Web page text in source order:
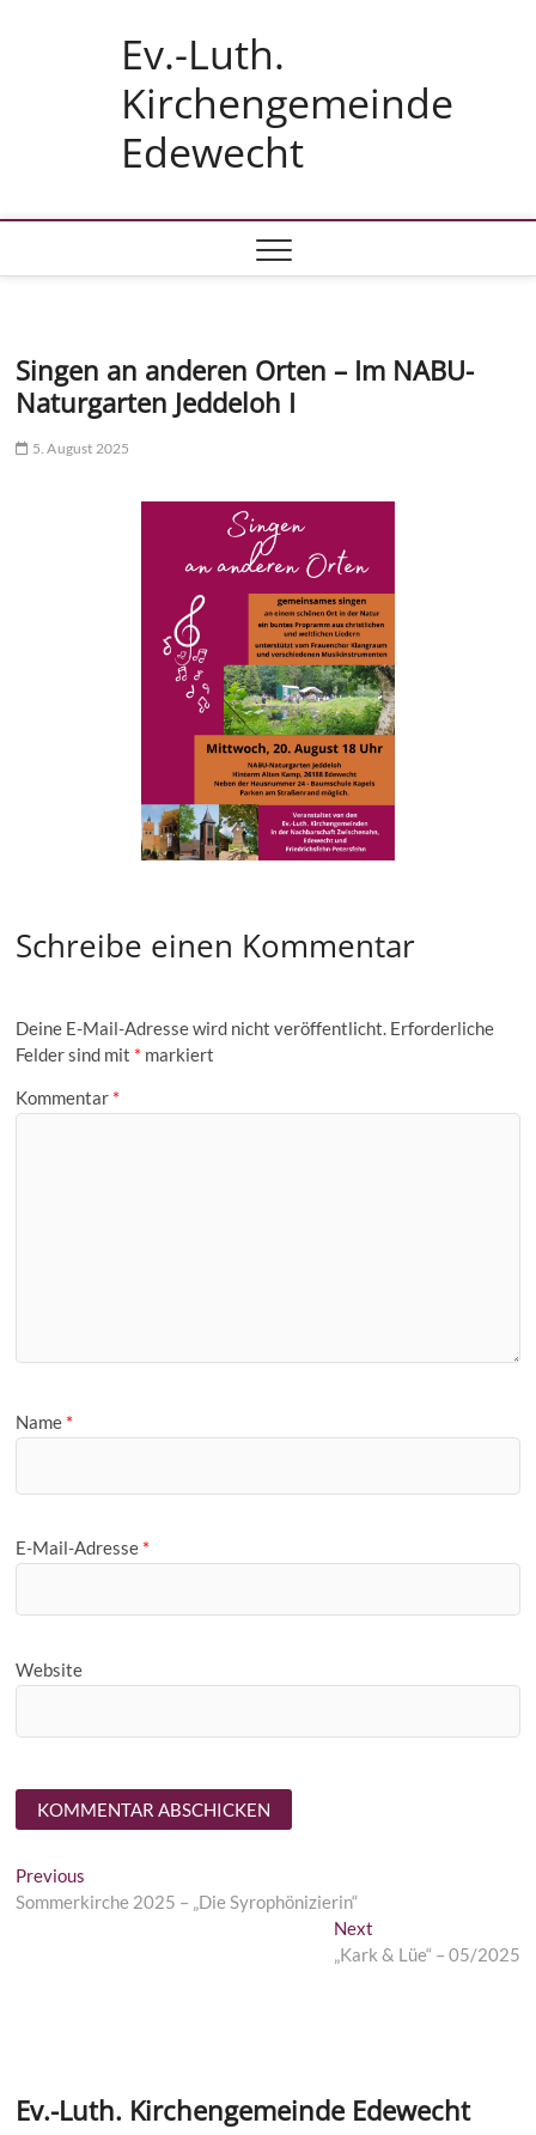
Ev.-Luth.
Kirchengemeinde
Edewecht
Singen an anderen Orten – Im NABU-
Naturgarten Jeddeloh I
5. August 2025
Schreibe einen Kommentar
Deine E-Mail-Adresse wird nicht veröffentlicht. Erforderliche
Felder sind mit * markiert
Kommentar *
Name *
E-Mail-Adresse *
Website
Beitragsnavigation
Previous
post:
Sommerkirche 2025 – „Die Syrophönizierin“
NextNext
post:
„Kark & Lüe“ – 05/2025
Ev.-Luth. Kirchengemeinde Edewecht